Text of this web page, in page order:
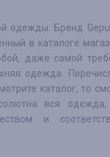
одежды. Бренд
в каталоге
даже самой
одежда.
каталог, то
вся одежда,
и